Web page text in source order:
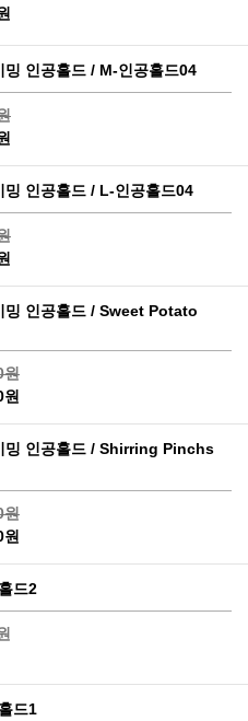
밍 인공홀드 / M-인공홀드04
밍 인공홀드 / L-인공홀드04
밍 인공홀드 / Sweet Potato
원
원
밍 인공홀드 / Shirring Pinchs
원
원
드2
드1